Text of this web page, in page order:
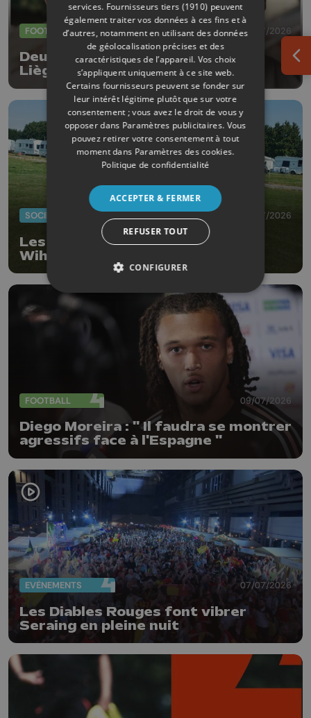
FOOTBALL 23/07/2026
Deux nouvelles arrivées au RFC
Liège
SOCIÉTÉ 20/07/2026
Les gens du voyage ont quitté
Wihogne
FOOTBALL 09/07/2026
Diego Moreira : " Il faudra se montrer
agressifs face à l'Espagne "
EVÈNEMENTS 07/07/2026
Les Diables Rouges font vibrer
Seraing en pleine nuit
services. Fournisseurs tiers (1910) peuvent
également traiter vos données à ces fins et à
d’autres, notamment en utilisant des données
de géolocalisation précises et des
caractéristiques de l’appareil. Vos choix
s’appliquent uniquement à ce site web.
Certains fournisseurs peuvent se fonder sur
leur intérêt légitime plutôt que sur votre
consentement ; vous avez le droit de vous y
opposer dans Paramètres publicitaires. Vous
pouvez retirer votre consentement à tout
moment dans Paramètres des cookies.
Politique de confidentialité
ACCEPTER & FERMER
REFUSER TOUT
CONFIGURER